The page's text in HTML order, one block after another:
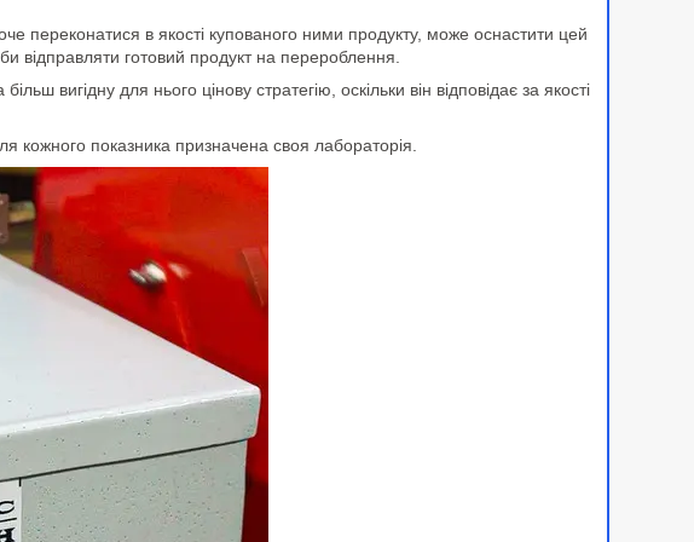
переконатися в якості купованого ними продукту, може оснастити цей
відправляти готовий продукт на перероблення.
вигідну для нього цінову стратегію, оскільки він відповідає за якості
кожного показника призначена своя лабораторія.